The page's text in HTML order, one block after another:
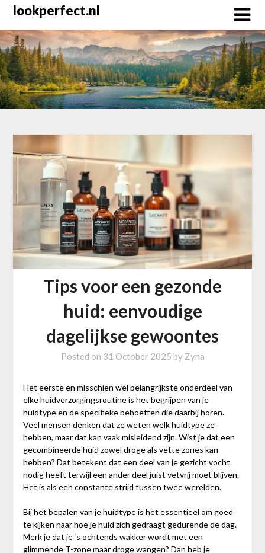
Skip
content
lookperfect.nl
Tips voor een gezonde
huid: eenvoudige
dagelijkse gewoontes
Posted on 31 October 2025 by Zyna
Het eerste en misschien wel belangrijkste onderdeel van
elke huidverzorgingsroutine is het begrijpen van je
huidtype en de specifieke behoeften die daarbij horen.
Veel mensen denken dat ze weten welk huidtype ze
hebben, maar dat kan vaak misleidend zijn. Wist je dat een
gecombineerde huid zowel droge als vette zones kan
hebben? Dat betekent dat een deel van je gezicht vocht
nodig heeft terwijl een ander deel juist vetvrij moet blijven.
Het is als een constante strijd tussen twee werelden.
Bij het bepalen van je huidtype is het essentieel om goed
te kijken naar hoe je huid zich gedraagt gedurende de dag.
Merk je dat je ‘s ochtends wakker wordt met een
glimmende T-zone maar droge wangen? Dan heb je